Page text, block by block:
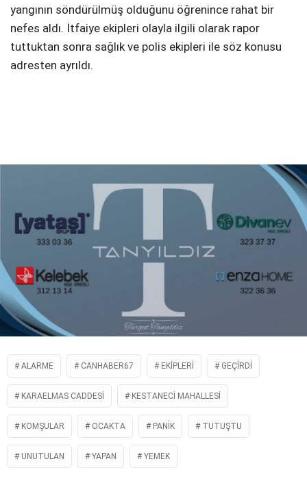
yangının söndürülmüş olduğunu öğrenince rahat bir
nefes aldı. İtfaiye ekipleri olayla ilgili olarak rapor
tuttuktan sonra sağlık ve polis ekipleri ile söz konusu
adresten ayrıldı.
ALARME CANHABER67 EKİPLERİ GEÇİRDİ
KARAELMAS CADDESI KESTANECI MAHALLESI
KOMŞULAR OCAKTA PANİK TUTUŞTU
UNUTULAN YAPAN YEMEK